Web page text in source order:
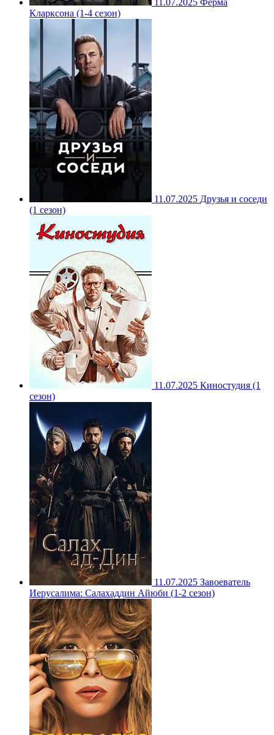
11.07.2025 Ферма
Кларксона (1-4 сезон)
11.07.2025 Друзья и соседи
(1 сезон)
11.07.2025 Киностудия (1
сезон)
11.07.2025 Завоеватель
Иерусалима: Салахаддин Айюби (1-2 сезон)